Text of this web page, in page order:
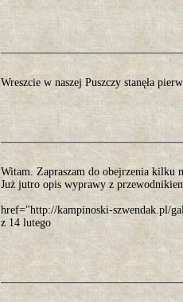
Wreszcie w naszej Puszczy stanęła
Witam. Zapraszam do obejrzenia kilku
Już jutro opis wyprawy z
href="http://kampinoski-szwendak.pl/
z 14 lutego